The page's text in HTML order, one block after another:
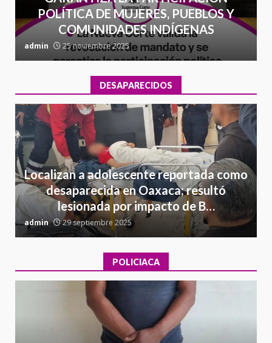
POLÍTICA DE MUJERES, PUEBLOS Y
COMUNIDADES INDÍGENAS
admin 25 noviembre 2025
DESAPARECIDOS
Localizan a adolescente reportada como
desaparecida en Oaxaca; resultó
lesionada por impacto de B…
admin 29 septiembre 2025
POLICIACA